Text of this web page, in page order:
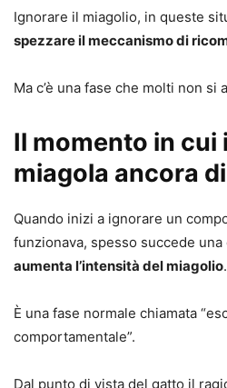
Ignorare il miagolio, in queste
spezzare il meccanismo di
Ma c’è una fase che molti non si
Il momento in cui
miagola ancora
Quando inizi a ignorare un
funzionava, spesso succede una
aumenta l’intensità del miagolio.
È una fase normale chiamata
comportamentale”.
Dal punto di vista del gatto il